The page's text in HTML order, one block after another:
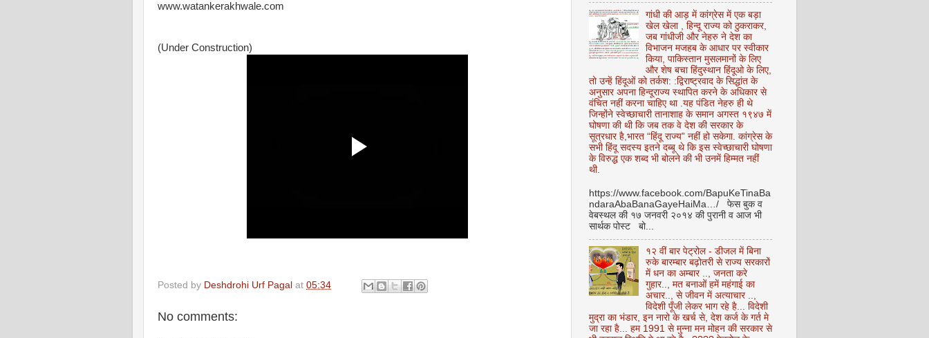
www.watankerakhwale.com
(Under Construction)
Posted by Deshdrohi Urf Pagal at 05:34
No comments:
गांधी की आड़ में कांग्रेस में एक बड़ा
खेल खेला , हिन्दू राज्य को ठुकराकर,
जब गांधीजी और नेहरु ने देश का
विभाजन मजहब के आधार पर स्वीकार
किया, पाकिस्तान मुसलमानों के लिए
और शेष बचा हिंदुस्थान हिंदूओ के लिए,
तो उन्हें हिंदूओं को तर्कश: :द्विराष्ट्रवाद के सिद्धांत के
अनुसार अपना हिन्दूराज्य स्थापित करने के अधिकार से
वंचित नहीं करना चाहिए था .यह पंडित नेहरु ही थे
जिन्होंने स्वेच्छाचारी तानाशाह के समान अगस्त १९४७ में
घोषणा की थी कि जब तक वे देश की सरकार के
सूत्रधार है,भारत “हिंदू राज्य” नहीं हो सकेगा. कांग्रेस के
सभी हिंदू सदस्य इतने दब्बू थे कि इस स्वेच्छाचारी घोषणा
के विरुद्ध एक शब्द भी बोलने की भी उनमें हिम्मत नहीं
थी.
https://www.facebook.com/BapuKeTinaBa
ndaraAbaBanaGayeHaiMa…/ फेस बुक व
वेबस्थल की १७ जनवरी २०१४ की पुरानी व आज भी
सार्थक पोस्ट बो...
१२ वीं बार पेट्रोल - डीजल में बिना
रुके बारम्बार बढ़ोतरी से राज्य सरकारों
में धन का अम्बार .., जनता करे
गुहार.., मत बनाओं हमें महंगाई का
अचार.., से जीवन में अत्याचार ..,
विदेशी पूँजी लेकर भाग रहे है... विदेशी
मुद्रा का भंडार, इन नारो के खर्च से, देश कर्ज के गर्त मे
जा रहा है... हम 1991 से मुन्ना मन मोहन की सरकार से